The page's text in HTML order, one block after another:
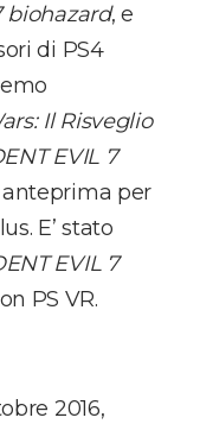
biohazard, e
di PS4
Il Risveglio
EVIL 7
per
E’ stato
EVIL 7
PS VR.
2016,